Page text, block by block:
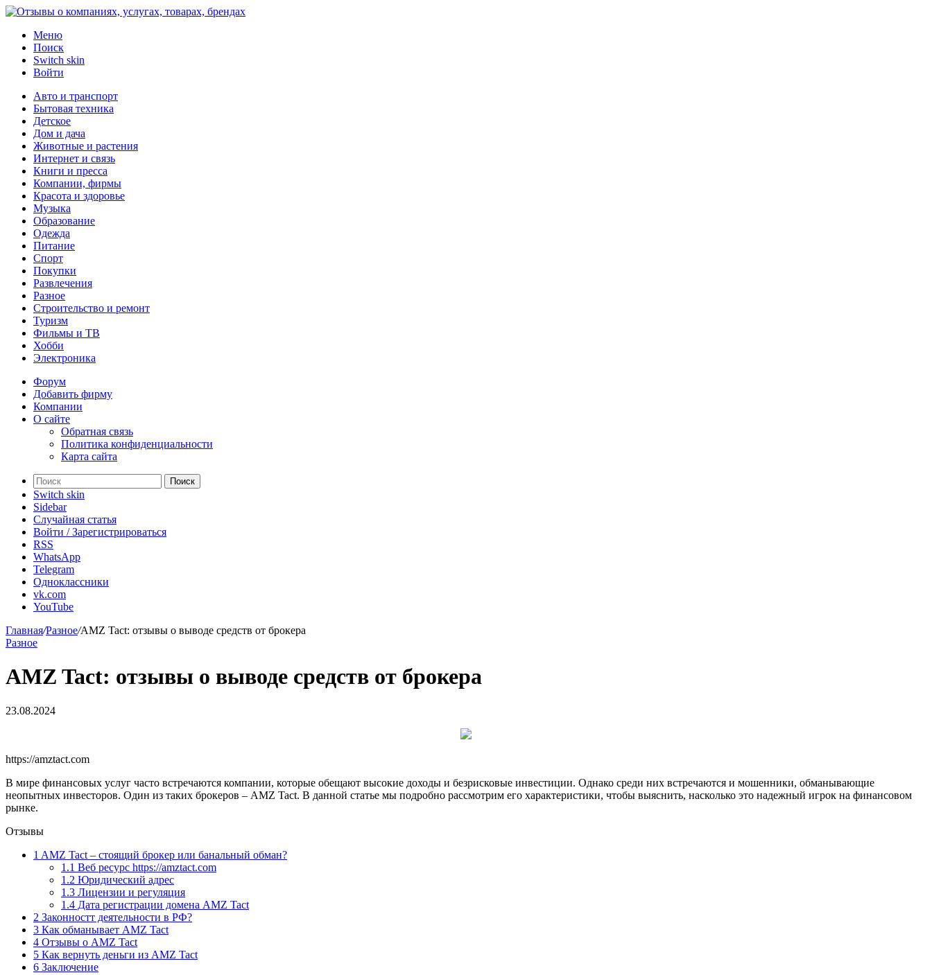
Меню
Поиск
Switch skin
Войти
Авто и транспорт
Бытовая техника
Детское
Дом и дача
Животные и растения
Интернет и связь
Книги и пресса
Компании, фирмы
Красота и здоровье
Музыка
Образование
Одежда
Питание
Спорт
Покупки
Развлечения
Разное
Строительство и ремонт
Туризм
Фильмы и ТВ
Хобби
Электроника
Форум
Добавить фирму
Компании
О сайте
Обратная связь
Политика конфиденциальности
Карта сайта
Поиск
Switch skin
Sidebar
Случайная статья
Войти / Зарегистрироваться
RSS
WhatsApp
Telegram
Одноклассники
vk.com
YouTube
Главная/Разное/AMZ Tact: отзывы о выводе средств от брокера
Разное
AMZ Tact: отзывы о выводе средств от брокера
23.08.2024
https://amztact.com
В мире финансовых услуг часто встречаются компании, которые обещают высокие доходы и безрисковые инвестиции. Однако среди них встречаются и мошенники, обманывающие
неопытных инвесторов. Один из таких брокеров – AMZ Tact. В данной статье мы подробно рассмотрим его характеристики, чтобы выяснить, насколько это надежный игрок на финансовом
рынке.
Отзывы
1 AMZ Tact – стоящий брокер или банальный обман?
1.1 Веб ресурс https://amztact.com
1.2 Юридический адрес
1.3 Лицензии и регуляция
1.4 Дата регистрации домена AMZ Tact
2 Законностт деятельности в РФ?
3 Как обманывает AMZ Tact
4 Отзывы о AMZ Tact
5 Как вернуть деньги из AMZ Tact
6 Заключение